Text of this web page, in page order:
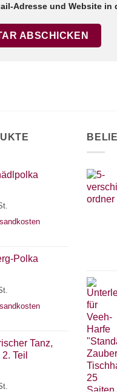
Adresse und Website
Polka
Tanz,
Teil